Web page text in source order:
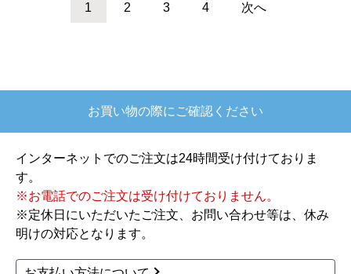
1 2 3 4 次へ
お買い物の際にご確認ください
インターネットでのご注文は24時間受け付けておりま
す。
※お電話でのご注文は受け付けておりません。
※定休日にいただいたご注文、お問い合わせ等は、休み
明けの対応となります。